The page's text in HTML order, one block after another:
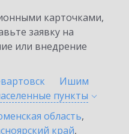
карточками,
заявку на
или внедрение
Ишим
пункты
область,
край,